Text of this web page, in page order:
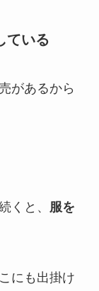
ている
があるから
くと、 服を
にも出掛け